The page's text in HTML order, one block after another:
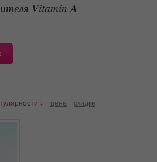
Vitamin A
↓ цене скидке